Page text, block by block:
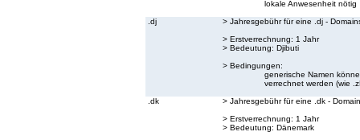
lokale Anwesenheit nötig
.dj
> Jahresgebühr für eine .dj -
> Erstverrechnung: 1 Jahr
> Bedeutung: Djibuti
> Bedingungen:
generische Namen
verrechnet werden (wie
.dk
> Jahresgebühr für eine .dk - Domain
> Erstverrechnung: 1 Jahr
> Bedeutung: Dänemark